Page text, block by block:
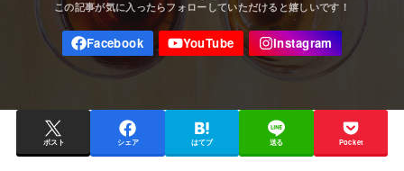
ポスト シェア はてブ 送る Pocket